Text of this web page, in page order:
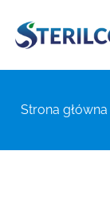
Strona główna